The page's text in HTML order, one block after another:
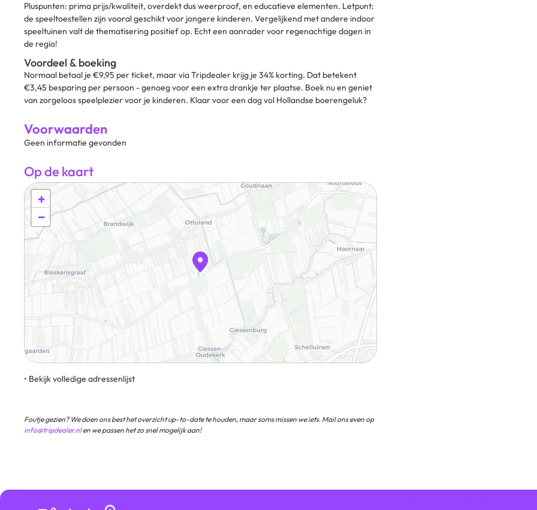
Pluspunten: prima prijs/kwaliteit, overdekt dus weerproof, en educatieve elementen. Letpunt:
de speeltoestellen zijn vooral geschikt voor jongere kinderen. Vergelijkend met andere indoor
speeltuinen valt de thematisering positief op. Echt een aanrader voor regenachtige dagen in
de regio!
Voordeel & boeking
Normaal betaal je €9,95 per ticket, maar via Tripdealer krijg je 34% korting. Dat betekent
€3,45 besparing per persoon - genoeg voor een extra drankje ter plaatse. Boek nu en geniet
van zorgeloos speelplezier voor je kinderen. Klaar voor een dag vol Hollandse boerengeluk?
Voorwaarden
Geen informatie gevonden
Op de kaart
+
−
• Bekijk volledige adressenlijst
Foutje gezien? We doen ons best het overzicht up-to-date te houden, maar soms missen we iets. Mail ons even op
info@tripdealer.nlen we passen het zo snel mogelijk aan!